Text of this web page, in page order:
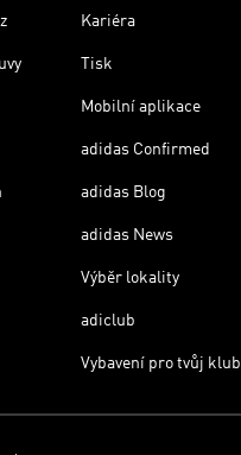
Kariéra
Tisk
Mobilní aplikace
adidas Confirmed
adidas Blog
adidas News
Výběr lokality
adiclub
Vybavení pro tvůj klub